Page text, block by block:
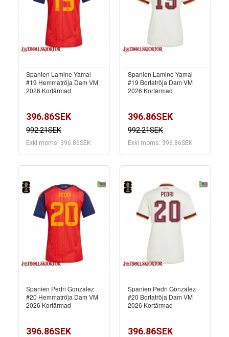
Spanien Lamine Yamal
#19 Hemmatröja Dam VM
2026 Kortärmad
396.86SEK
992.21SEK
Exkl moms: 396.86SEK
Spanien Lamine Yamal
#19 Bortatröja Dam VM
2026 Kortärmad
396.86SEK
992.21SEK
Exkl moms: 396.86SEK
Spanien Pedri Gonzalez
#20 Hemmatröja Dam VM
2026 Kortärmad
396.86SEK
Spanien Pedri Gonzalez
#20 Bortatröja Dam VM
2026 Kortärmad
396.86SEK